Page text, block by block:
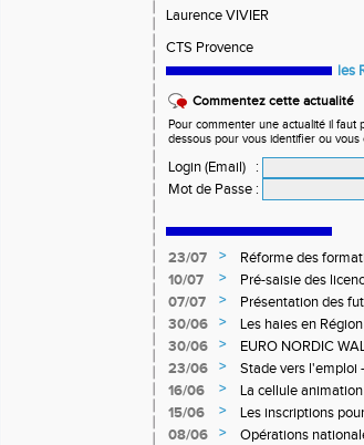
Laurence VIVIER
CTS Provence
les
Commentez cette actualité
Pour commenter une actualité il faut
dessous pour vous identifier ou vous
Login (Email)
:
Mot de Passe :
23/07 >
Réforme des
10/07
>
Pré-saisie des
07/07
>
Présentation des
30/06
>
Les haies en
30/06
>
EURO NORDIC
23/06
>
Stade vers l'emploi
16/06
>
La cellule
Niveau 1 et 3 pour
15/06 >
Les inscriptions
Qualification
08/06 >
Opérations